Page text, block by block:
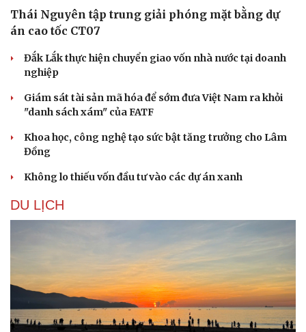
Thái Nguyên tập trung giải phóng mặt bằng dự
án cao tốc CT07
Đắk Lắk thực hiện chuyển giao vốn nhà nước tại doanh
nghiệp
Giám sát tài sản mã hóa để sớm đưa Việt Nam ra khỏi
"danh sách xám" của FATF
Khoa học, công nghệ tạo sức bật tăng trưởng cho Lâm
Đồng
Không lo thiếu vốn đầu tư vào các dự án xanh
DU LỊCH